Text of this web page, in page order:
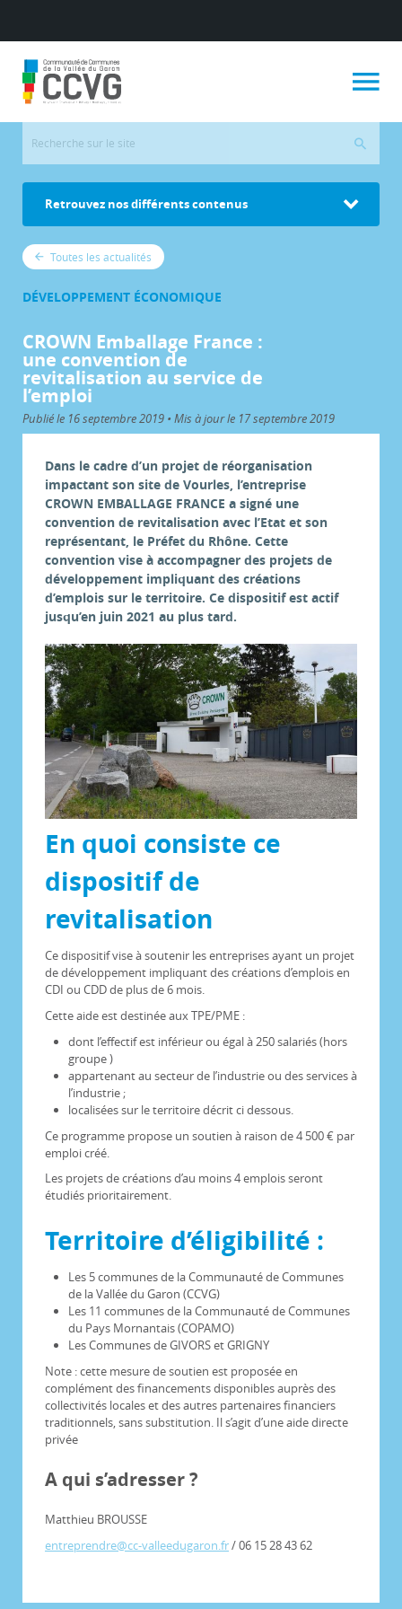
Retrouvez nos différents contenus
Toutes les actualités
DÉVELOPPEMENT ÉCONOMIQUE
CROWN Emballage France :
une convention de
revitalisation au service de
l’emploi
Publié le 16 septembre 2019 • Mis à jour le 17 septembre 2019
Dans le cadre d’un projet de réorganisation
impactant son site de Vourles, l’entreprise
CROWN EMBALLAGE FRANCE a signé une
convention de revitalisation avec l’Etat et son
représentant, le Préfet du Rhône. Cette
convention vise à accompagner des projets de
développement impliquant des créations
d’emplois sur le territoire. Ce dispositif est actif
jusqu’en juin 2021 au plus tard.
En quoi consiste ce
dispositif de
revitalisation
Ce dispositif vise à soutenir les entreprises ayant un projet
de développement impliquant des créations d’emplois en
CDI ou CDD de plus de 6 mois.
Cette aide est destinée aux TPE/PME :
dont l’effectif est inférieur ou égal à 250 salariés (hors
groupe )
appartenant au secteur de l’industrie ou des services à
l’industrie ;
localisées sur le territoire décrit ci dessous.
Ce programme propose un soutien à raison de 4 500 € par
emploi créé.
Les projets de créations d’au moins 4 emplois seront
étudiés prioritairement.
Territoire d’éligibilité :
Les 5 communes de la Communauté de Communes
de la Vallée du Garon (CCVG)
Les 11 communes de la Communauté de Communes
du Pays Mornantais (COPAMO)
Les Communes de GIVORS et GRIGNY
Note : cette mesure de soutien est proposée en
complément des financements disponibles auprès des
collectivités locales et des autres partenaires financiers
traditionnels, sans substitution. Il s’agit d’une aide directe
privée
A qui s’adresser ?
Matthieu BROUSSE
entreprendre@cc-valleedugaron.fr/ 06 15 28 43 62